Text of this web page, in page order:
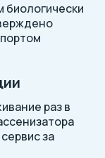
биологически
раз в
за